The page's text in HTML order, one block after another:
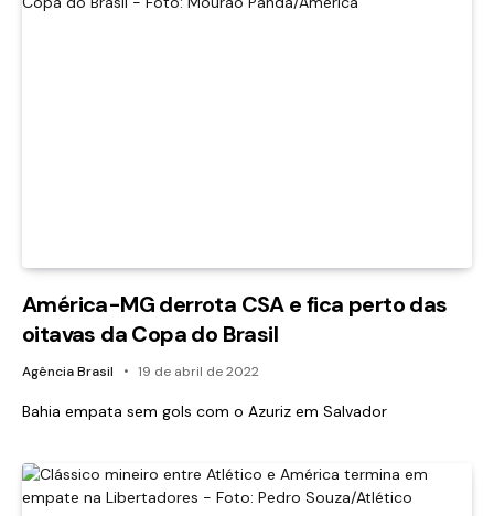
América-MG derrota CSA e fica perto das
oitavas da Copa do Brasil
Agência Brasil 19 de abril de 2022
Bahia empata sem gols com o Azuriz em Salvador